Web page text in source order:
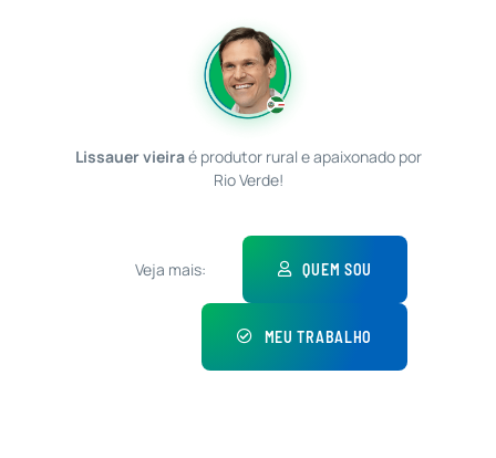
Lissauer vieiraé produtor rural e apaixonado por
Rio Verde!
Veja mais: QUEM SOU
MEU TRABALHO